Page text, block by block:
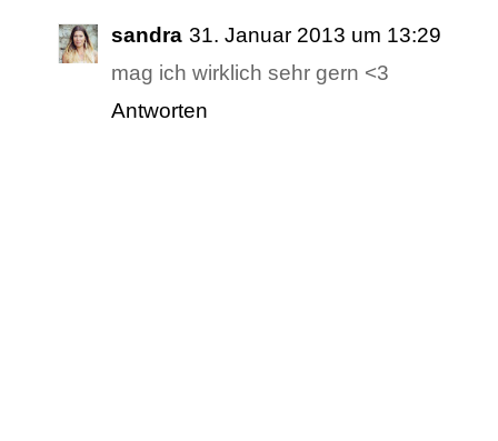
sandra 31. Januar 2013 um 13:29
mag ich wirklich sehr gern <3
Antworten